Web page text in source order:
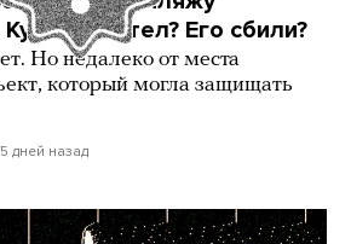
он летел? Его сбили?
Но недалеко от места
который могла защищать
5 дней назад